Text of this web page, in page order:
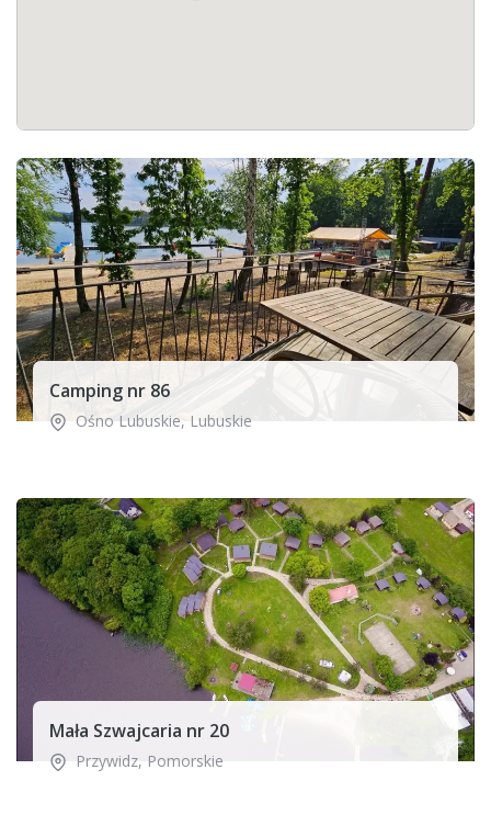
Camping nr 86
Ośno Lubuskie, Lubuskie
Mała Szwajcaria nr 20
Przywidz, Pomorskie